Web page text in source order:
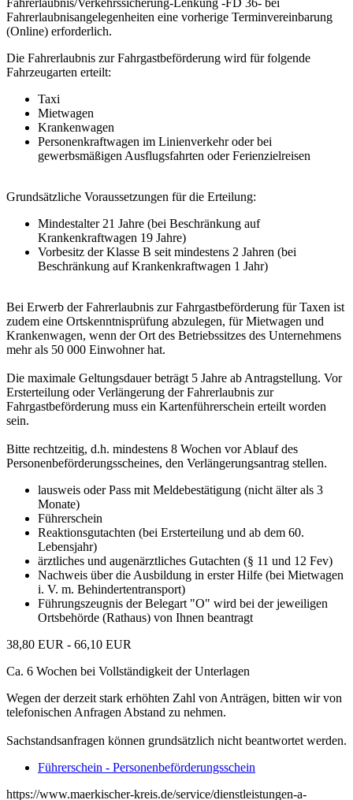
Fahrerlaubnisangelegenheiten eine vorherige Terminvereinbarung
(Online) erforderlich.
Die Fahrerlaubnis zur Fahrgastbeförderung wird für folgende
Fahrzeugarten erteilt:
Taxi
Mietwagen
Krankenwagen
Personenkraftwagen im Linienverkehr oder bei
gewerbsmäßigen Ausflugsfahrten oder Ferienzielreisen
Grundsätzliche Voraussetzungen für die Erteilung:
Mindestalter 21 Jahre (bei Beschränkung auf
Krankenkraftwagen 19 Jahre)
Vorbesitz der Klasse B seit mindestens 2 Jahren (bei
Beschränkung auf Krankenkraftwagen 1 Jahr)
Bei Erwerb der Fahrerlaubnis zur Fahrgastbeförderung für Taxen ist
zudem eine Ortskenntnisprüfung abzulegen, für Mietwagen und
Krankenwagen, wenn der Ort des Betriebssitzes des Unternehmens
mehr als 50 000 Einwohner hat.
Die maximale Geltungsdauer beträgt 5 Jahre ab Antragstellung. Vor
Ersterteilung oder Verlängerung der Fahrerlaubnis zur
Fahrgastbeförderung muss ein Kartenführerschein erteilt worden
sein.
Bitte rechtzeitig, d.h. mindestens 8 Wochen vor Ablauf des
Personenbeförderungsscheines, den Verlängerungsantrag stellen.
lausweis oder Pass mit Meldebestätigung (nicht älter als 3
Monate)
Führerschein
Reaktionsgutachten (bei Ersterteilung und ab dem 60.
Lebensjahr)
ärztliches und augenärztliches Gutachten (§ 11 und 12 Fev)
Nachweis über die Ausbildung in erster Hilfe (bei Mietwagen
i. V. m. Behindertentransport)
Führungszeugnis der Belegart "O" wird bei der jeweiligen
Ortsbehörde (Rathaus) von Ihnen beantragt
38,80 EUR - 66,10 EUR
Ca. 6 Wochen bei Vollständigkeit der Unterlagen
Wegen der derzeit stark erhöhten Zahl von Anträgen, bitten wir von
telefonischen Anfragen Abstand zu nehmen.
Sachstandsanfragen können grundsätzlich nicht beantwortet werden.
Führerschein - Personenbeförderungsschein
https://www.maerkischer-kreis.de/service/dienstleistungen-a-